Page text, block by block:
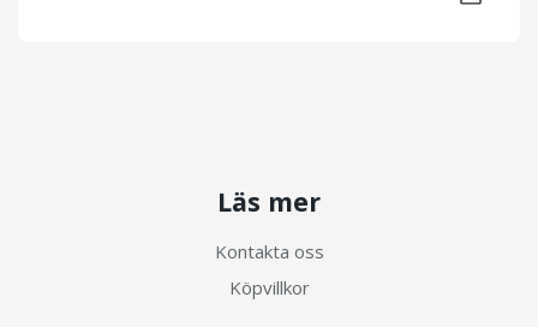
Läs mer
Kontakta oss
Köpvillkor